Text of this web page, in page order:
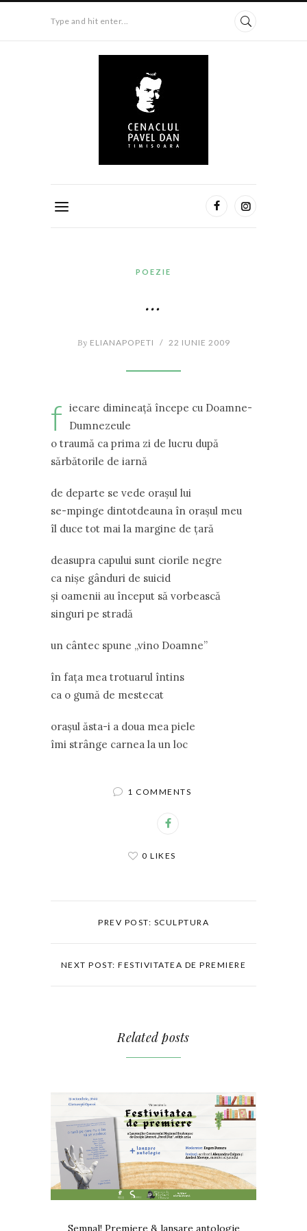
Type and hit enter...
POEZIE
…
By ELIANAPOPETI / 22 IUNIE 2009
f iecare dimineaţă începe cu Doamne-
Dumnezeule
o traumă ca prima zi de lucru după
sărbătorile de iarnă
de departe se vede oraşul lui
se-mpinge dintotdeauna în oraşul meu
îl duce tot mai la margine de ţară
deasupra capului sunt ciorile negre
ca nişe gânduri de suicid
şi oamenii au început să vorbească
singuri pe stradă
un cântec spune ,,vino Doamne”
în faţa mea trotuarul întins
ca o gumă de mestecat
oraşul ăsta-i a doua mea piele
îmi strânge carnea la un loc
1 COMMENTS
0 LIKES
PREV POST: SCULPTURA
NEXT POST: FESTIVITATEA DE PREMIERE
Related posts
Semnal! Premiere & lansare antologie